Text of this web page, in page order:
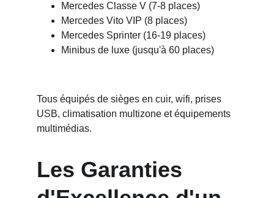
Mercedes Classe V (7-8 places)
Mercedes Vito VIP (8 places)
Mercedes Sprinter (16-19 places)
Minibus de luxe (jusqu'à 60 places)
Tous équipés de sièges en cuir, wifi, prises
USB, climatisation multizone et équipements
multimédias.
Les Garanties